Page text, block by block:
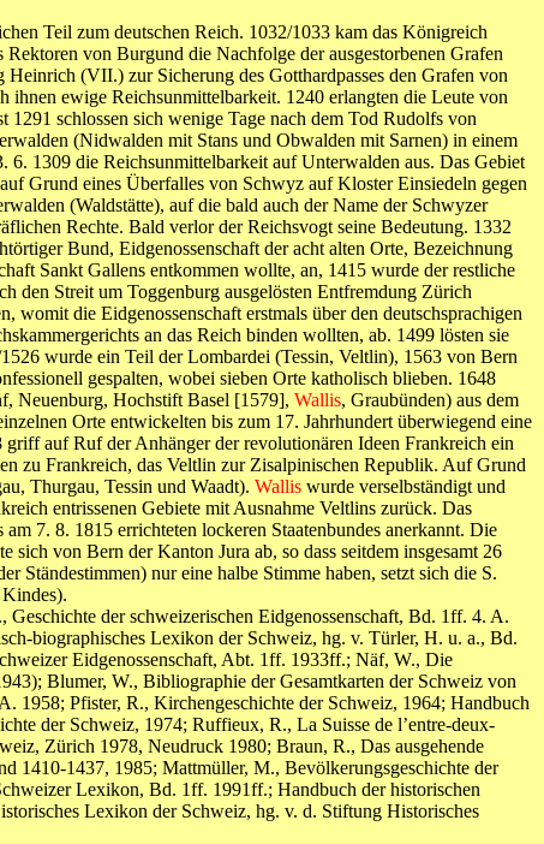
Teil zum deutschen Reich. 1032/1033 kam das Königreich
von Burgund die Nachfolge der ausgestorbenen Grafen
(VII.) zur Sicherung des Gotthardpasses den Grafen von
ewige Reichsunmittelbarkeit. 1240 erlangten die Leute von
schlossen sich wenige Tage nach dem Tod Rudolfs von
(Nidwalden mit Stans und Obwalden mit Sarnen) in einem
1309 die Reichsunmittelbarkeit auf Unterwalden aus. Das Gebiet
Grund eines Überfalles von Schwyz auf Kloster Einsiedeln gegen
(Waldstätte), auf die bald auch der Name der Schwyzer
Rechte. Bald verlor der Reichsvogt seine Bedeutung. 1332
Bund, Eidgenossenschaft der acht alten Orte, Bezeichnung
Sankt Gallens entkommen wollte, an, 1415 wurde der restliche
den Streit um Toggenburg ausgelösten Entfremdung Zürich
die Eidgenossenschaft erstmals über den deutschsprachigen
an das Reich binden wollten, ab. 1499 lösten sie
wurde ein Teil der Lombardei (Tessin, Veltlin), 1563 von Bern
gespalten, wobei sieben Orte katholisch blieben. 1648
Neuenburg, Hochstift Basel [1579], Wallis, Graubünden) aus dem
Orte entwickelten bis zum 17. Jahrhundert überwiegend eine
auf Ruf der Anhänger der revolutionären Ideen Frankreich ein
zu Frankreich, das Veltlin zur Zisalpinischen Republik. Auf Grund
Thurgau, Tessin und Waadt). Wallis wurde verselbständigt und
entrissenen Gebiete mit Ausnahme Veltlins zurück. Das
7. 8. 1815 errichteten lockeren Staatenbundes anerkannt. Die
von Bern der Kanton Jura ab, so dass seitdem insgesamt 26
Ständestimmen) nur eine halbe Stimme haben, setzt sich die S.
der schweizerischen Eidgenossenschaft, Bd. 1ff. 4. A.
biographisches Lexikon der Schweiz, hg. v. Türler, H. u. a., Bd.
Eidgenossenschaft, Abt. 1ff. 1933ff.; Näf, W., Die
Blumer, W., Bibliographie der Gesamtkarten der Schweiz von
1958; Pfister, R., Kirchengeschichte der Schweiz, 1964; Handbuch
der Schweiz, 1974; Ruffieux, R., La Suisse de l’entre-deux-
Zürich 1978, Neudruck 1980; Braun, R., Das ausgehende
1410-1437, 1985; Mattmüller, M., Bevölkerungsgeschichte der
Lexikon, Bd. 1ff. 1991ff.; Handbuch der historischen
Lexikon der Schweiz, hg. v. d. Stiftung Historisches